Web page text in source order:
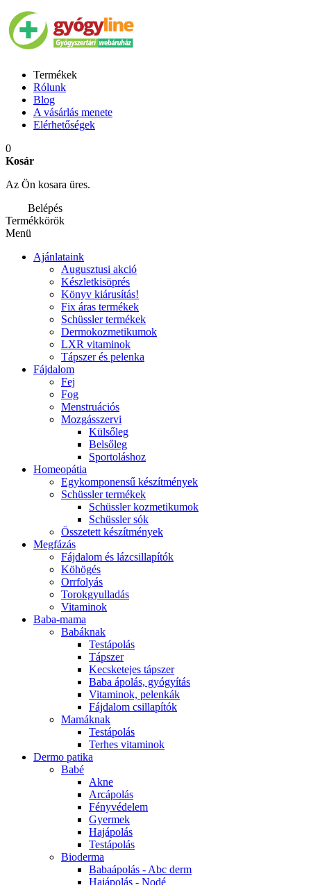
Termékek
Rólunk
Blog
A vásárlás menete
Elérhetőségek
0
Kosár
Az Ön kosara üres.
Belépés
Termékkörök
Menü
Ajánlataink
Augusztusi akció
Készletkisöprés
Könyv kiárusítás!
Fix áras termékek
Schüssler termékek
Dermokozmetikumok
LXR vitaminok
Tápszer és pelenka
Fájdalom
Fej
Fog
Menstruációs
Mozgásszervi
Külsőleg
Belsőleg
Sportoláshoz
Homeopátia
Egykomponensű készítmények
Schüssler termékek
Schüssler kozmetikumok
Schüssler sók
Összetett készítmények
Megfázás
Fájdalom és lázcsillapítók
Köhögés
Orrfolyás
Torokgyulladás
Vitaminok
Baba-mama
Babáknak
Testápolás
Tápszer
Kecsketejes tápszer
Baba ápolás, gyógyítás
Vitaminok, pelenkák
Fájdalom csillapítók
Mamáknak
Testápolás
Terhes vitaminok
Dermo patika
Babé
Akne
Arcápolás
Fényvédelem
Gyermek
Hajápolás
Testápolás
Bioderma
Babaápolás - Abc derm
Hajápolás - Nodé